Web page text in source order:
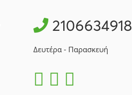
2106634918
Δευτέρα - Παρασκευή